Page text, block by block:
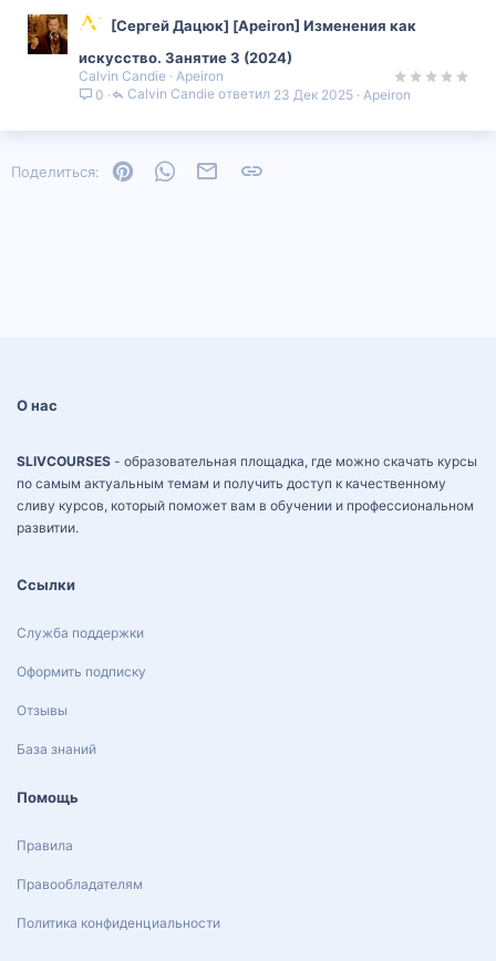
[Сергей Дацюк] [Apeiron] Изменения как
искусство. Занятие 3 (2024)
Calvin Candie
Apeiron
0
Apeiron
23 Дек 2025
Calvin Candie
Поделиться: PinterestWhatsAppЭлектронная почта
О нас
SLIVCOURSES - образовательная площадка, где можно скачать курсы
по самым актуальным темам и получить доступ к качественному
сливу курсов, который поможет вам в обучении и профессиональном
развитии.
Ссылки
Служба поддержки
Оформить подписку
Отзывы
База знаний
Помощь
Правила
Правообладателям
Политика конфиденциальности